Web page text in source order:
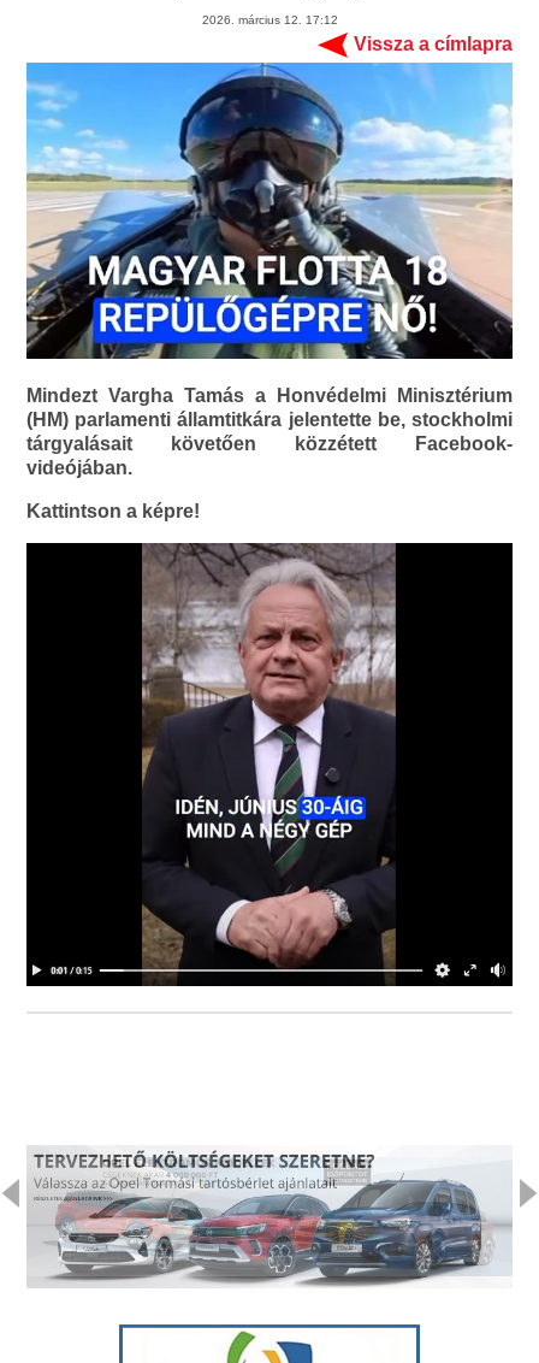
2026. március 12. 17:12
Vissza a címlapra
Mindezt Vargha Tamás a Honvédelmi Minisztérium
(HM) parlamenti államtitkára jelentette be, stockholmi
tárgyalásait követően közzétett Facebook-
videójában.
Kattintson a képre!